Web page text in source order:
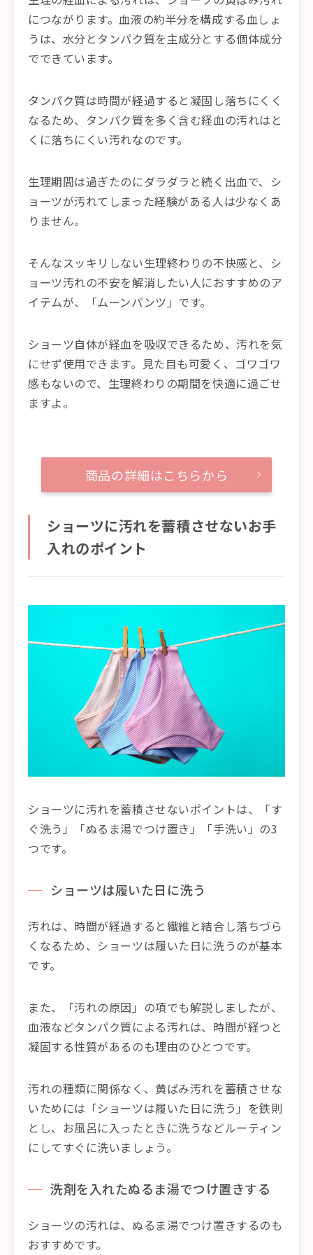
につながります。血液の約半分を構成する血しょ
うは、水分とタンパク質を主成分とする個体成分
でできています。
タンパク質は時間が経過すると凝固し落ちにくく
なるため、タンパク質を多く含む経血の汚れはと
くに落ちにくい汚れなのです。
生理期間は過ぎたのにダラダラと続く出血で、シ
ョーツが汚れてしまった経験がある人は少なくあ
りません。
そんなスッキリしない生理終わりの不快感と、シ
ョーツ汚れの不安を解消したい人におすすめのア
イテムが、「ムーンパンツ」です。
ショーツ自体が経血を吸収できるため、汚れを気
にせず使用できます。見た目も可愛く、ゴワゴワ
感もないので、生理終わりの期間を快適に過ごせ
ますよ。
商品の詳細はこちらから
ショーツに汚れを蓄積させないお手
入れのポイント
ショーツに汚れを蓄積させないポイントは、「す
ぐ洗う」「ぬるま湯でつけ置き」「手洗い」の3
つです。
ショーツは履いた日に洗う
汚れは、時間が経過すると繊維と結合し落ちづら
くなるため、ショーツは履いた日に洗うのが基本
です。
また、「汚れの原因」の項でも解説しましたが、
血液などタンパク質による汚れは、時間が経つと
凝固する性質があるのも理由のひとつです。
汚れの種類に関係なく、黄ばみ汚れを蓄積させな
いためには「ショーツは履いた日に洗う」を鉄則
とし、お風呂に入ったときに洗うなどルーティン
にしてすぐに洗いましょう。
洗剤を入れたぬるま湯でつけ置きする
ショーツの汚れは、ぬるま湯でつけ置きするのも
おすすめです。